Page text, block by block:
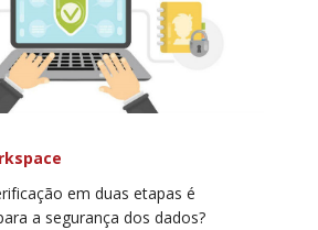
em duas etapas é
a segurança dos dados?